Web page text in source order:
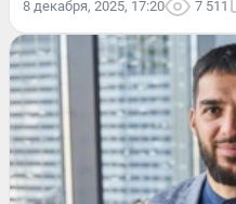
8 декабря, 2025, 17:20 7 511